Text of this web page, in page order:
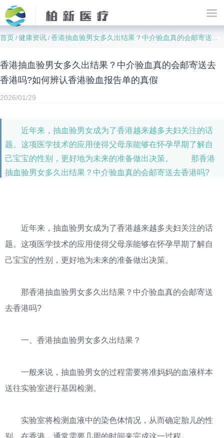
首页 /健康资讯 /香港抽血验男女多久出结果？中介验血真的会邮寄送去香港吗?如何辨认香港验血报告单的真假
香港抽血验男女多久出结果？中介验血真的会邮寄送去
香港吗?如何辨认香港验血报告单的真假
2026/01/29
近年来，抽血验男女成为了香港越来越多夫妇关注的话
题。这项医学技术的应用使得父母亲能够在怀孕早期了解自
己宝宝的性别，更好地为未来的准备做出决策。 那香港
抽血验男女多久出结果？中介验血真的会邮寄送去香港吗?
近年来，抽血验男女成为了香港越来越多夫妇关注的话
题。这项医学技术的应用使得父母亲能够在怀孕早期了解自
己宝宝的性别，更好地为未来的准备做出决策。
那香港抽血验男女多久出结果？中介验血真的会邮寄送
去香港吗?
一、香港抽血验男女多久出结果？
一般来说，抽血验男女的过程需要将准妈妈的血液样本
送往实验室进行基因检测。
实验室将检测血液中的染色体情况，从而确定胎儿的性
别。在香港，通常需要几周的时间来完成这一过程。